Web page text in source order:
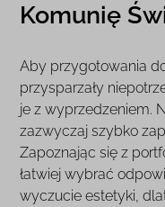
Komunię
Aby przygotowania
przysparzały
je z wyprzedzeniem.
zazwyczaj szybko
Zapoznając się z
łatwiej wybrać
wyczucie estetyki,